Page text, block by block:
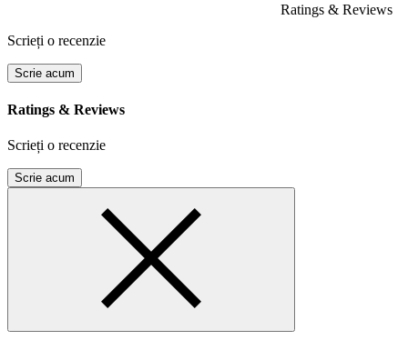
Ratings & Reviews
Scrieți o recenzie
Scrie acum
Ratings & Reviews
Scrieți o recenzie
Scrie acum